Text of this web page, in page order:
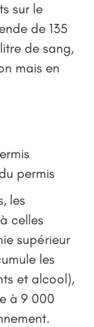
sur le
de 135
de sang,
mais en
permis
les
celles
supérieur
les
et alcool),
à 9 000